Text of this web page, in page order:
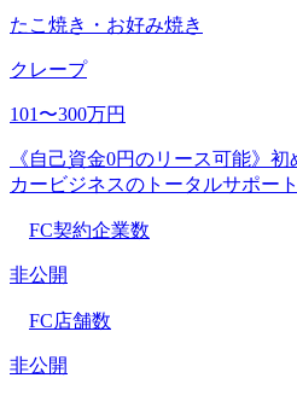
たこ焼き・お好み焼き
クレープ
101〜300万円
《自己資金0円のリース可能》
カービジネスのトータルサポート
FC契約企業数
非公開
FC店舗数
非公開